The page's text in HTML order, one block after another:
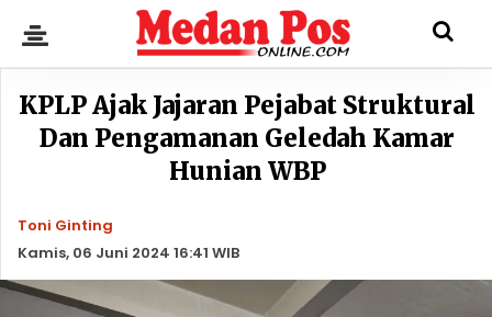
KPLP Ajak Jajaran Pejabat Struktural
Dan Pengamanan Geledah Kamar
Hunian WBP
Toni Ginting
Kamis, 06 Juni 2024 16:41 WIB